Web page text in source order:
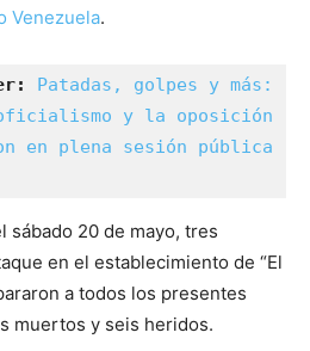
Venezuela.
Patadas, golpes y más:
y la oposición
en plena sesión pública
sábado 20 de mayo, tres
en el establecimiento de “El
a todos los presentes
muertos y seis heridos.